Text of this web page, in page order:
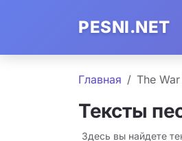
PESNI.NET
Главная The
Тексты
Здесь вы найдете